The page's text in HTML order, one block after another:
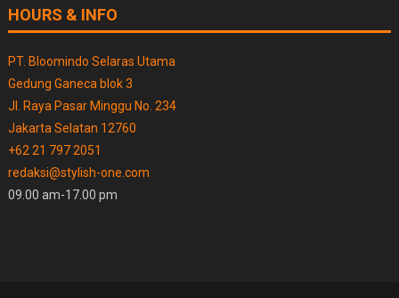
HOURS & INFO
PT. Bloomindo Selaras Utama
Gedung Ganeca blok 3
Jl. Raya Pasar Minggu No. 234
Jakarta Selatan 12760
+62 21 797 2051
redaksi@stylish-one.com
09.00 am-17.00 pm